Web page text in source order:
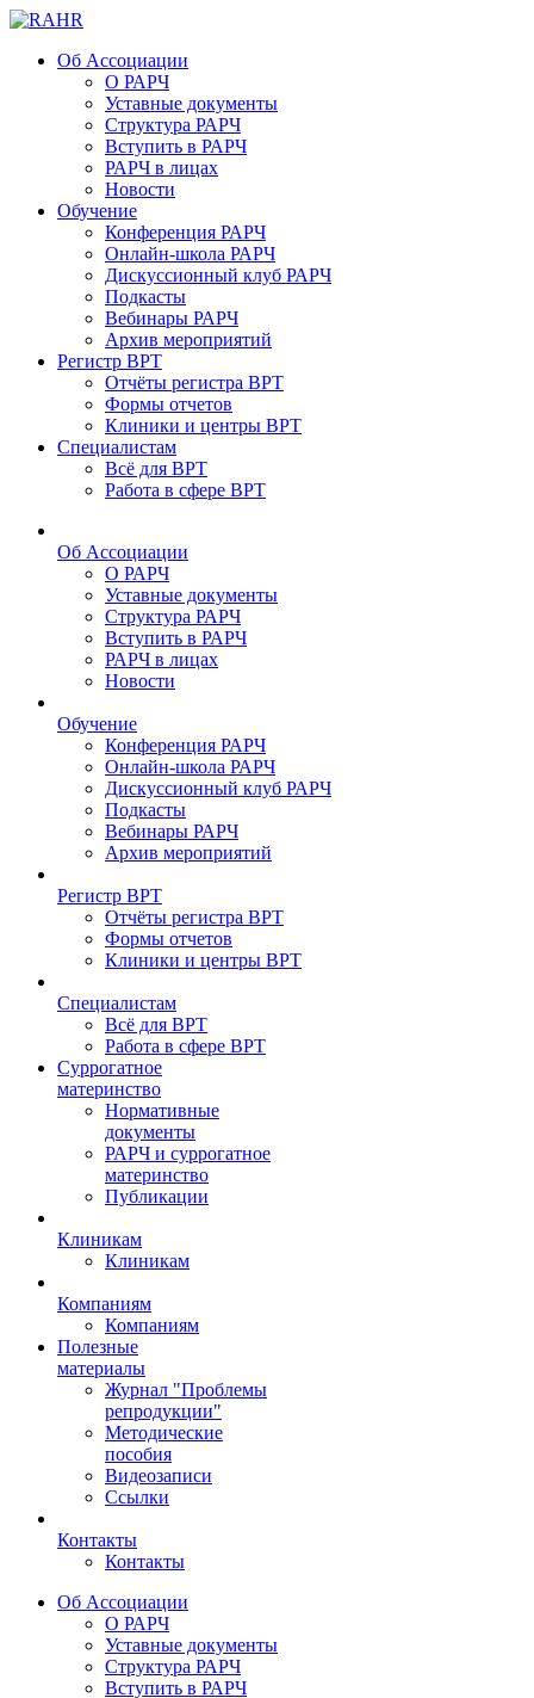
Об Ассоциации
О РАРЧ
Уставные документы
Структура РАРЧ
Вступить в РАРЧ
РАРЧ в лицах
Новости
Обучение
Конференция РАРЧ
Онлайн-школа РАРЧ
Дискуссионный клуб РАРЧ
Подкасты
Вебинары РАРЧ
Архив мероприятий
Регистр ВРТ
Отчёты регистра ВРТ
Формы отчетов
Клиники и центры ВРТ
Специалистам
Всё для ВРТ
Работа в сфере ВРТ
Об Ассоциации
О РАРЧ
Уставные документы
Структура РАРЧ
Вступить в РАРЧ
РАРЧ в лицах
Новости
Обучение
Конференция РАРЧ
Онлайн-школа РАРЧ
Дискуссионный клуб РАРЧ
Подкасты
Вебинары РАРЧ
Архив мероприятий
Регистр ВРТ
Отчёты регистра ВРТ
Формы отчетов
Клиники и центры ВРТ
Специалистам
Всё для ВРТ
Работа в сфере ВРТ
Суррогатное
материнство
Нормативные
документы
РАРЧ и суррогатное
материнство
Публикации
Клиникам
Клиникам
Компаниям
Компаниям
Полезные
материалы
Журнал "Проблемы
репродукции"
Методические
пособия
Видеозаписи
Ссылки
Контакты
Контакты
Об Ассоциации
О РАРЧ
Уставные документы
Структура РАРЧ
Вступить в РАРЧ